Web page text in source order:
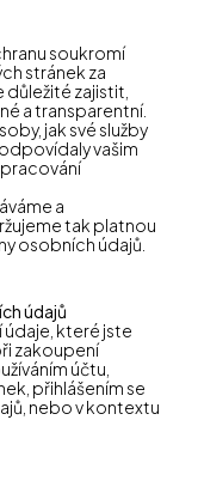
soukromí
stránek za
důležité zajistit,
a transparentní.
jak své služby
vašim
a
tak platnou
osobních údajů.
údajů
které jste
zakoupení
účtu,
přihlášením se
nebo v kontextu